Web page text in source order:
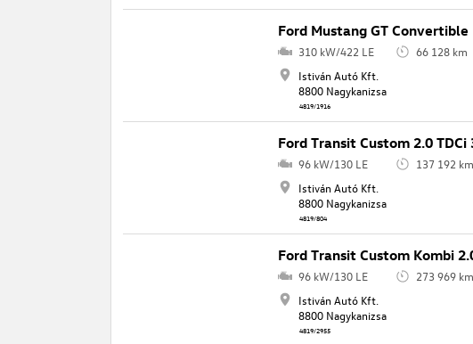
Ford Mustang GT Convertible
310 kW/422 LE 66 128 km
Istiván Autó Kft.
8800 Nagykanizsa
4819/1916
Ford Transit Custom 2.0
96 kW/130 LE 137 192 km
Istiván Autó Kft.
8800 Nagykanizsa
4819/804
Ford Transit Custom Kombi
96 kW/130 LE 273 969 km
Istiván Autó Kft.
8800 Nagykanizsa
4819/2955